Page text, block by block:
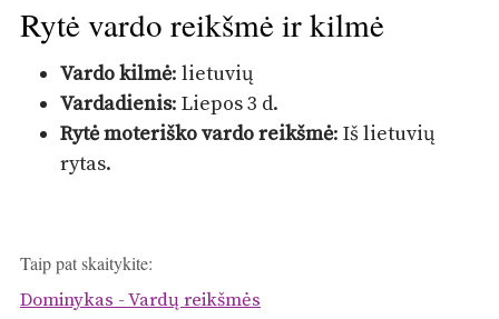
Rytė vardo reikšmė ir kilmė
Vardo kilmė: lietuvių
Vardadienis: Liepos 3 d.
Rytė moteriško vardo reikšmė: Iš lietuvių
rytas.
Taip pat skaitykite:
Dominykas - Vardų reikšmės